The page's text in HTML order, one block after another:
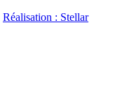
Réalisation : Stellar